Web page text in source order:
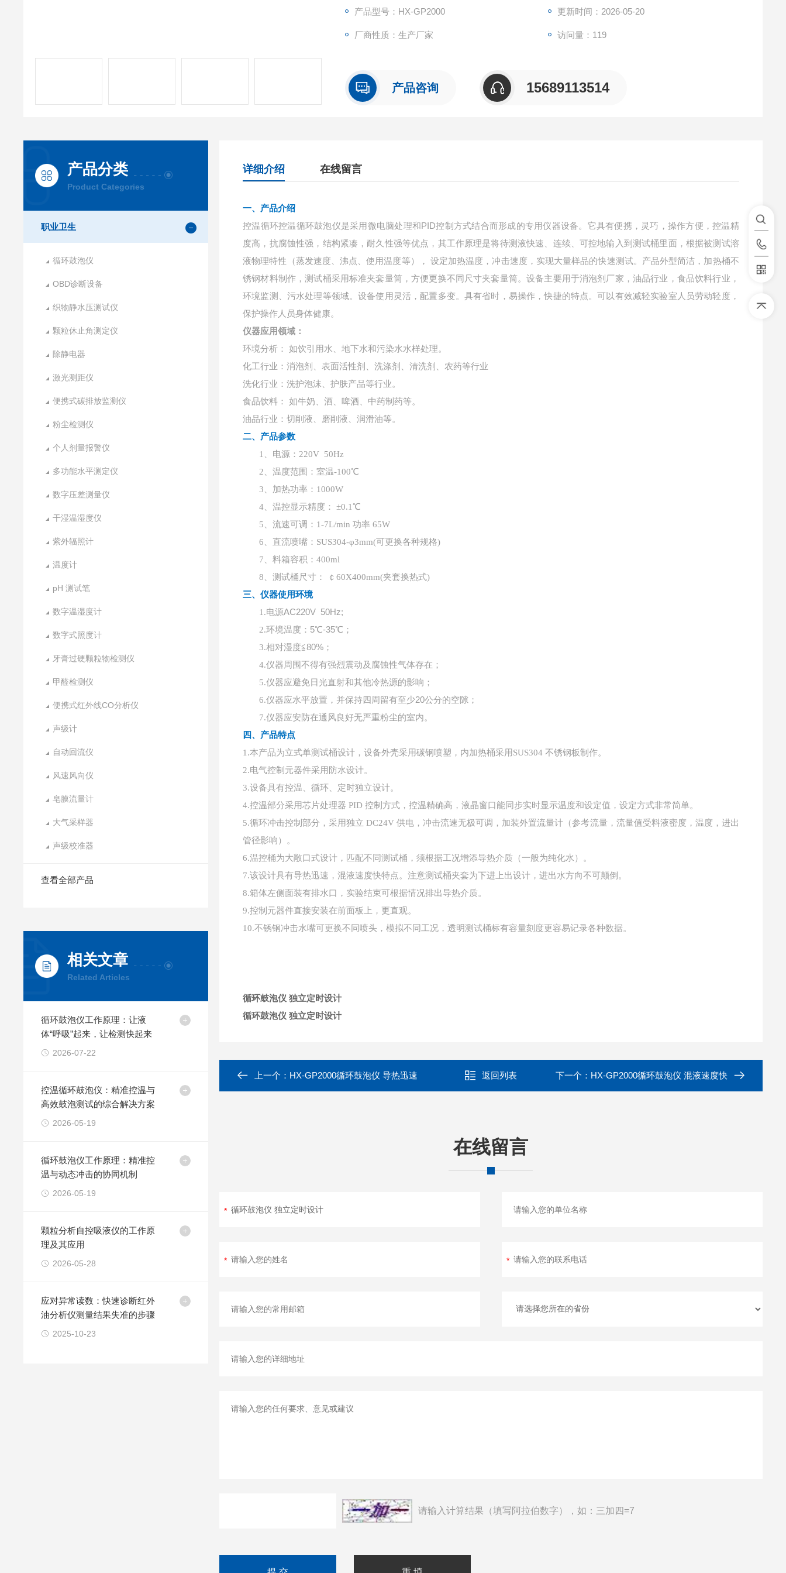
产品型号：HX-GP2000 更新时间：2026-05-20
厂商性质：生产厂家 访问量：119
产品咨询 15689113514
产品分类
Product Categories
职业卫生
循环鼓泡仪
OBD诊断设备
织物静水压测试仪
颗粒休止角测定仪
除静电器
激光测距仪
便携式碳排放监测仪
粉尘检测仪
个人剂量报警仪
多功能水平测定仪
数字压差测量仪
干湿温湿度仪
紫外辐照计
温度计
pH 测试笔
数字温湿度计
数字式照度计
牙膏过硬颗粒物检测仪
甲醛检测仪
便携式红外线CO分析仪
声级计
自动回流仪
风速风向仪
皂膜流量计
大气采样器
声级校准器
查看全部产品
相关文章
Related Articles
循环鼓泡仪工作原理：让液
体“呼吸”起来，让检测快起来
2026-07-22
控温循环鼓泡仪：精准控温与
高效鼓泡测试的综合解决方案
2026-05-19
循环鼓泡仪工作原理：精准控
温与动态冲击的协同机制
2026-05-19
颗粒分析自控吸液仪的工作原
理及其应用
2026-05-28
应对异常读数：快速诊断红外
油分析仪测量结果失准的步骤
2025-10-23
详细介绍 在线留言
一、产品介绍
控温循环控温循环鼓泡仪是采用微电脑处理和PID控制方式结合而形成的专用仪器设备。它具有便携，灵巧，操作方便，控温精
度高，抗腐蚀性强，结构紧凑，耐久性强等优点，其工作原理是将待测液快速、连续、可控地输入到测试桶里面，根据被测试溶
液物理特性（蒸发速度、沸点、使用温度等）， 设定加热温度，冲击速度，实现大量样品的快速测试。产品外型简洁，加热桶不
锈钢材料制作，测试桶采用标准夹套量筒，方便更换不同尺寸夹套量筒。设备主要用于消泡剂厂家，油品行业，食品饮料行业，
环境监测、污水处理等领域。设备使用灵活，配置多变。具有省时，易操作，快捷的特点。可以有效减轻实验室人员劳动轻度，
保护操作人员身体健康。
仪器应用领域：
环境分析： 如饮引用水、地下水和污染水水样处理。
化工行业：消泡剂、表面活性剂、洗涤剂、清洗剂、农药等行业
洗化行业：洗护泡沫、护肤产品等行业。
食品饮料： 如牛奶、酒、啤酒、中药制药等。
油品行业：切削液、磨削液、润滑油等。
二、产品参数
1、电源：220V 50Hz
2、温度范围：室温-100℃
3、加热功率：1000W
4、温控显示精度： ±0.1℃
5、流速可调：1-7L/min 功率 65W
6、直流喷嘴：SUS304-φ3mm(可更换各种规格)
7、料箱容积：400ml
8、测试桶尺寸： ￠60X400mm(夹套换热式)
三、仪器使用环境
1.电源AC220V 50Hz;
2.环境温度： 5℃-35℃；
3.相对湿度≦80%；
4.仪器周围不得有强烈震动及腐蚀性气体存在；
5.仪器应避免日光直射和其他冷热源的影响；
6.仪器应水平放置，并保持四周留有至少20公分的空隙；
7.仪器应安防在通风良好无严重粉尘的室内。
四、产品特点
1.本产品为立式单测试桶设计，设备外壳采用碳钢喷塑，内加热桶采用SUS304 不锈钢板制作。
2.电气控制元器件采用防水设计。
3.设备具有控温、循环、定时独立设计。
4.控温部分采用芯片处理器 PID 控制方式，控温精确高，液晶窗口能同步实时显示温度和设定值，设定方式非常简单。
5.循环冲击控制部分，采用独立 DC24V 供电，冲击流速无极可调，加装外置流量计（参考流量，流量值受料液密度，温度，进出
管径影响）。
6.温控桶为大敞口式设计，匹配不同测试桶，须根据工况增添导热介质（一般为纯化水）。
7.该设计具有导热迅速，混液速度快特点。注意测试桶夹套为下进上出设计，进出水方向不可颠倒。
8.箱体左侧面装有排水口，实验结束可根据情况排出导热介质。
9.控制元器件直接安装在前面板上，更直观。
10.不锈钢冲击水嘴可更换不同喷头，模拟不同工况，透明测试桶标有容量刻度更容易记录各种数据。
循环鼓泡仪 独立定时设计
循环鼓泡仪 独立定时设计
上一个： HX-GP2000循环鼓泡仪 导热迅速 返回列表 下一个： HX-GP2000循环鼓泡仪 混液速度快
在线留言
请输入计算结果（填写阿拉伯数字），如：三加四=7